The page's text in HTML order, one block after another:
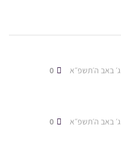
ג׳ באב ה׳תשפ״א
ג׳ באב ה׳תשפ״א